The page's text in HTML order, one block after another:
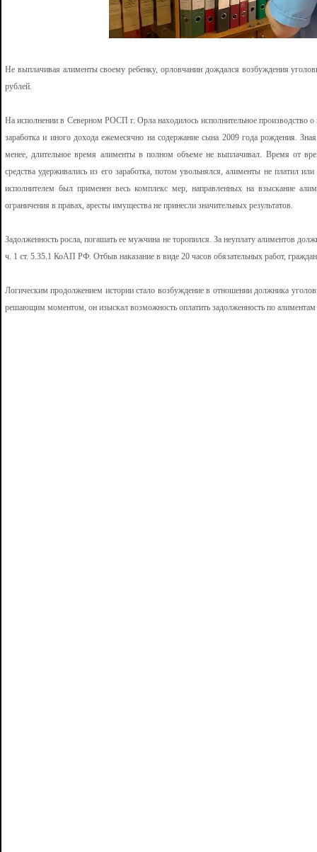
Не выплачивая алименты своему ребенку, орловчанин дождался возбуждения
рублей.
На исполнении в Северном РОСП г. Орла находилось исполнительное производство
заработка и иного дохода ежемесячно на содержание сына 2009 года рождения.
менее, длительное время алименты в полном объеме не выплачивал. Время от
средства удерживались из его заработка, потом увольнялся, алименты не платил
исполнителем был применен весь комплекс мер, направленных на взыскание
ограничения в правах, аресты имущества не принесли значительных результатов.
Задолженность росла, погашать ее мужчина не торопился. За неуплату алиментов
ч. 1 ст. 5.35.1 КоАП РФ. Отбыв наказание в виде 20 часов обязательных работ,
Логическим продолжением истории стало возбуждение в отношении должника
решающим моментом, он изыскал возможность оплатить задолженность по